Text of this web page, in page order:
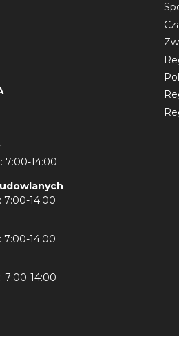
7:00-14:00
7:00-14:00
7:00-14:00
7:00-14:00